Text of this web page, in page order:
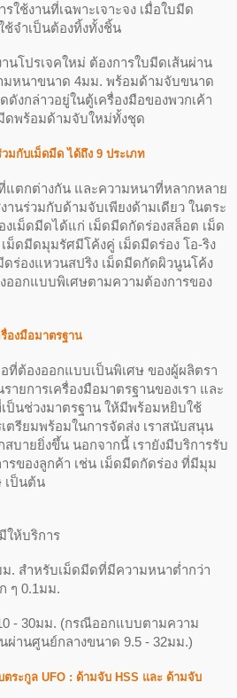
ใช้งานที่เฉพาะเจาะจง เมื่อใบมีด
ช้จำเป็นต้องทิ้งทั้งชิ้น
นโปรเจคใหม่ ต้องการใบมีดเส้นผ่าน
มหนาขนาด 4มม. พร้อมด้ามจับขนาด
งกล่าวอยู่ในตู้เครื่องมือของพวกเค้า
ดพร้อมด้ามจับใหม่ทั้งชุด
มกับเม็ดมีด ได้ถึง 9 ประเภท
แตกต่างกัน และความหนาที่หลากหลาย
านร่วมกับด้ามจับเพียงด้ามเดียว ในตระ
งเม็ดมีดได้แก่ เม็ดมีดกัดร่องสล็อต เม็ด
ม็ดมีดมุมรัศมีโค้งคู่ เม็ดมีดร่อง โอ-ริง
ดร่องแหวนสปริง เม็ดมีดกัดผิวนูนโค้ง
ออกแบบพิเศษตามความต้องการของ
รื่องมือมาตรฐาน
อที่ต้องออกแบบเป็นพิเศษ ของผู้ผลิตรา
ายการเครื่องมือมาตรฐานของเรา และ
ป็นช่วงมาตรฐาน ให้มีพร้อมหยิบใช้
ตรียมพร้อมในการจัดส่ง เราสนับสนุน
บายยิ่งขึ้น นอกจากนี้ เรายังมีบริการรับ
รของลูกค้า เช่น เม็ดมีดกัดร่อง ที่มีมุม
เป็นต้น
ให้บริการ
ม. สำหรับเม็ดมีดที่มีความหนาต่ำกว่า
ๆ 0.1มม.
- 30มม. (กรณีออกแบบตามความ
ผ่านศูนย์กลางขนาด 9.5 - 32มม.)
ระกูล UFO : ด้ามจับ HSS และ ด้ามจับ